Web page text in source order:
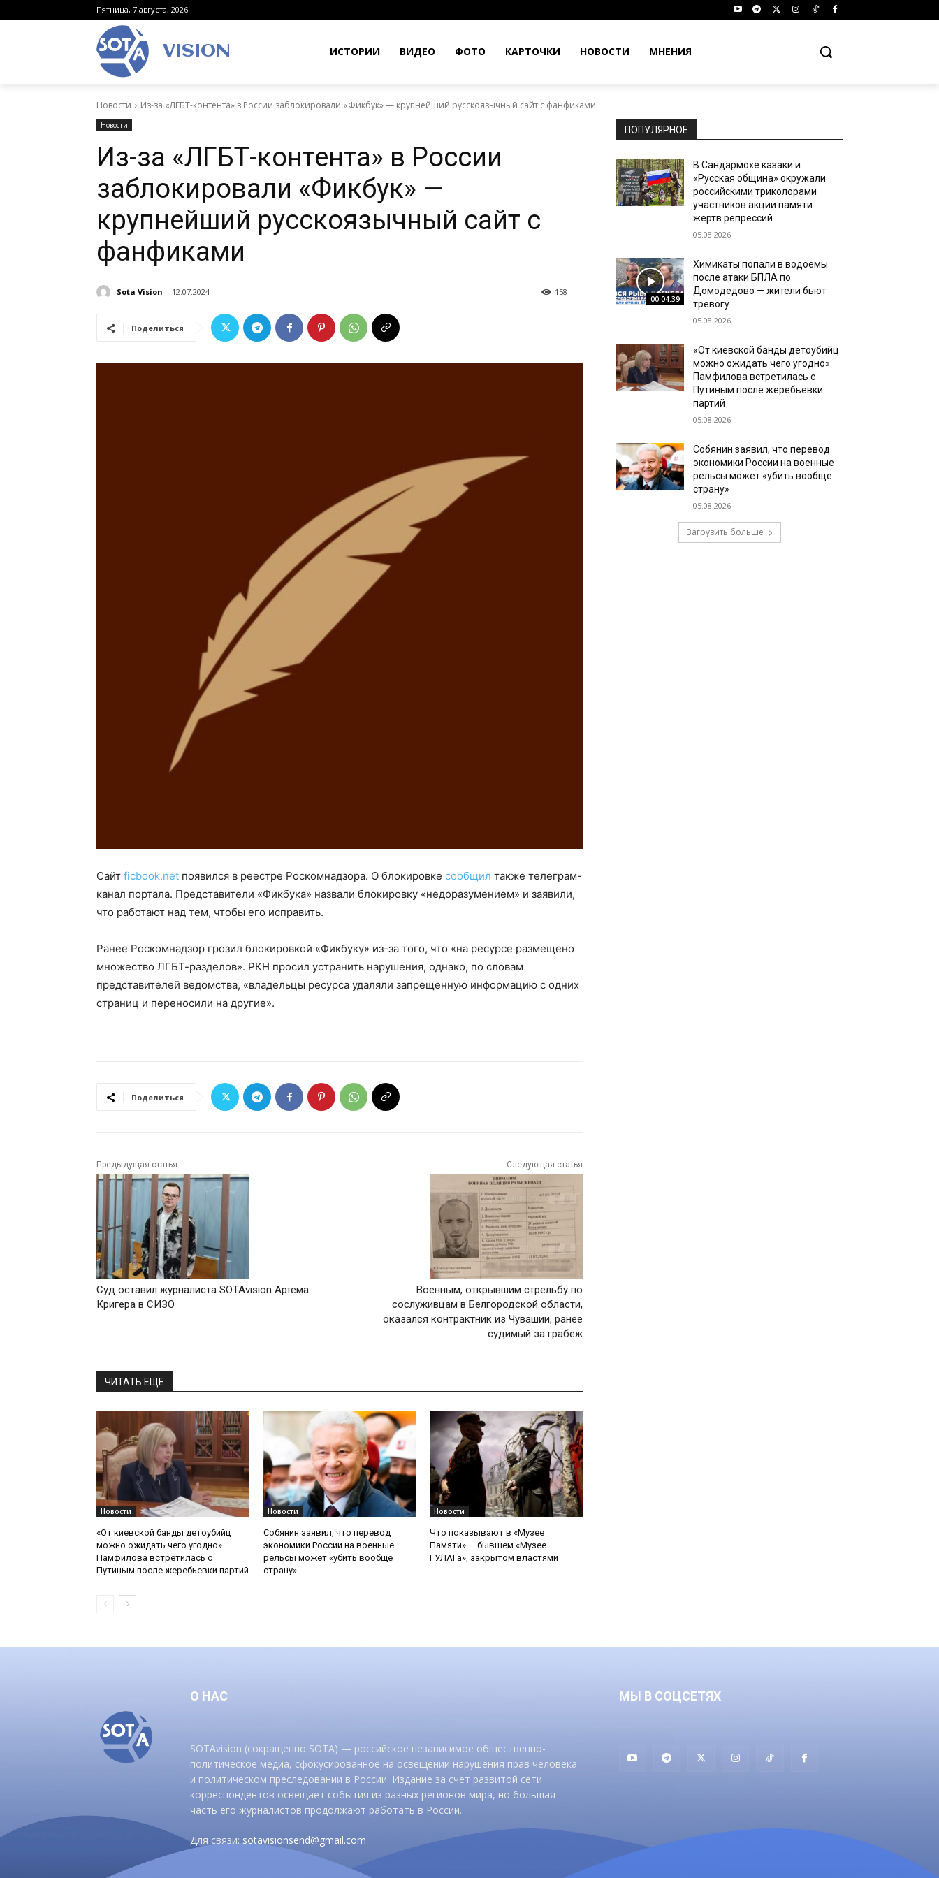
Пятница, 7 августа, 2026
VISION ИСТОРИИ ВИДЕО ФОТО КАРТОЧКИ НОВОСТИ МНЕНИЯ
Новости Из-за «ЛГБТ-контента» в России заблокировали «Фикбук» — крупнейший русскоязычный сайт с фанфиками
Новости
Из-за «ЛГБТ-контента» в России
заблокировали «Фикбук» —
крупнейший русскоязычный сайт с
фанфиками
Sota Vision 12.07.2024 158
Поделиться
Сайт ficbook.net появился в реестре Роскомнадзора. О блокировке сообщил также телеграм-
канал портала. Представители «Фикбука» назвали блокировку «недоразумением» и заявили,
что работают над тем, чтобы его исправить.
Ранее Роскомнадзор грозил блокировкой «Фикбуку» из-за того, что «на ресурсе размещено
множество ЛГБТ-разделов». РКН просил устранить нарушения, однако, по словам
представителей ведомства, «владельцы ресурса удаляли запрещенную информацию с одних
страниц и переносили на другие».
Поделиться
Предыдущая статья
Суд оставил журналиста SOTAvision Артема
Кригера в СИЗО
Следующая статья
Военным, открывшим стрельбу по
сослуживцам в Белгородской области,
оказался контрактник из Чувашии, ранее
судимый за грабеж
ЧИТАТЬ ЕЩЕ
Новости
«От киевской банды детоубийц
можно ожидать чего угодно».
Памфилова встретилась с
Путиным после жеребьевки партий
Новости
Собянин заявил, что перевод
экономики России на военные
рельсы может «убить вообще
страну»
Новости
Что показывают в «Музее
Памяти» — бывшем «Музее
ГУЛАГа», закрытом властями
ПОПУЛЯРНОЕ
В Сандармохе казаки и
«Русская община» окружали
российскими триколорами
участников акции памяти
жертв репрессий
05.08.2026
00:04:39
Химикаты попали в водоемы
после атаки БПЛА по
Домодедово — жители бьют
тревогу
05.08.2026
«От киевской банды детоубийц
можно ожидать чего угодно».
Памфилова встретилась с
Путиным после жеребьевки
партий
05.08.2026
Собянин заявил, что перевод
экономики России на военные
рельсы может «убить вообще
страну»
05.08.2026
Загрузить больше
О НАС
SOTAvision (сокращенно SOTA) — российское независимое общественно-
политическое медиа, сфокусированное на освещении нарушения прав человека
и политическом преследовании в России. Издание за счет развитой сети
корреспондентов освещает события из разных регионов мира, но большая
часть его журналистов продолжают работать в России.
Для связи:sotavisionsend@gmail.com
МЫ В СОЦСЕТЯХ